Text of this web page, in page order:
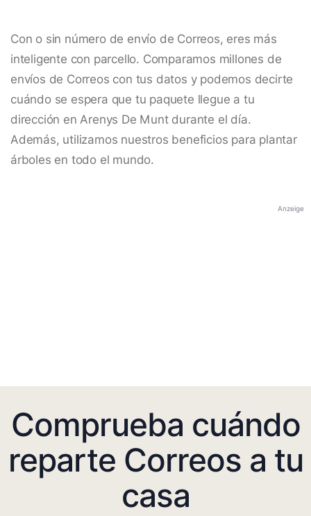
Con o sin número de envío de Correos, eres más
inteligente con parcello. Comparamos millones de
envíos de Correos con tus datos y podemos decirte
cuándo se espera que tu paquete llegue a tu
dirección en Arenys De Munt durante el día.
Además, utilizamos nuestros beneficios para plantar
árboles en todo el mundo.
Anzeige
Comprueba cuándo
reparte Correos a tu
casa